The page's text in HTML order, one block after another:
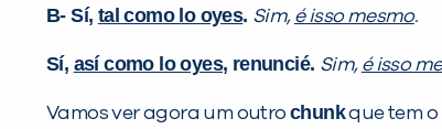
B- Sí, tal como lo oyes. Sim, é isso mesmo.
Sí, así como lo oyes, renuncié. Sim, é isso
Vamos ver agora um outro chunkque tem o